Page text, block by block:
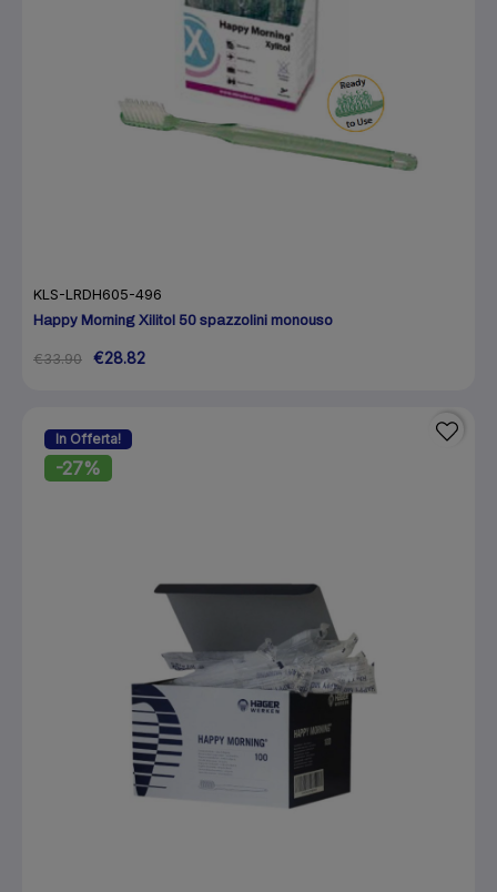
KLS-LRDH605-496
Happy Morning Xilitol 50 spazzolini monouso
€33.90 €28.82
In Offerta!
-27%